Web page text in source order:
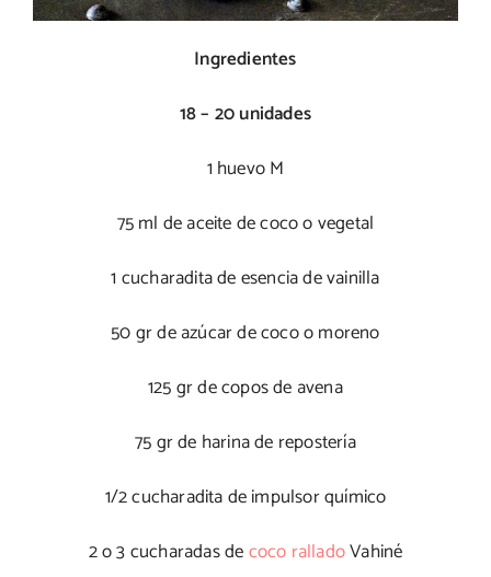
Ingredientes
18 – 20 unidades
1 huevo M
75 ml de aceite de coco o vegetal
1 cucharadita de esencia de vainilla
50 gr de azúcar de coco o moreno
125 gr de copos de avena
75 gr de harina de repostería
1/2 cucharadita de impulsor químico
2 o 3 cucharadas decoco ralladoVahiné